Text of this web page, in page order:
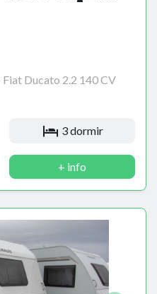
Fiat Ducato 2.2 140 CV
3 dormir
+ info